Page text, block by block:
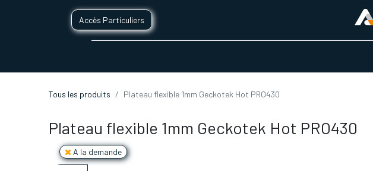
Accès Particuliers
Tous les produits Plateau flexible 1mm Geckotek Hot PRO430
Plateau flexible 1mm Geckotek Hot PRO430
A la demande